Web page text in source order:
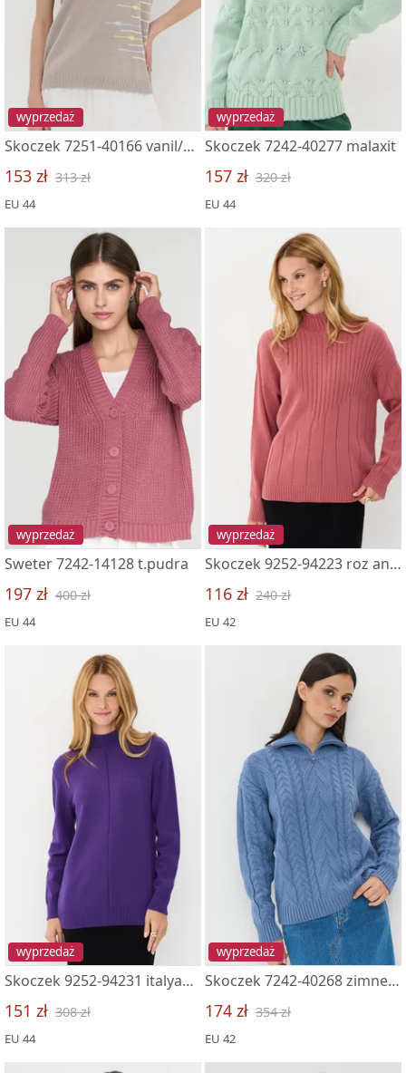
wyprzedaż
Skoczek 7251-40166 vanil/bel/gol/limnyj shherbet
153 zł 313 zł
EU 44
wyprzedaż
Skoczek 7242-40277 malaxit
157 zł 320 zł
EU 44
wyprzedaż
Sweter 7242-14128 t.pudra
197 zł 400 zł
EU 44
wyprzedaż
Skoczek 9252-94223 roz antik
116 zł 240 zł
EU 42
wyprzedaż
Skoczek 9252-94231 italyanskaya sliva
151 zł 308 zł
EU 44
wyprzedaż
Skoczek 7242-40268 zimnee utro
174 zł 354 zł
EU 42